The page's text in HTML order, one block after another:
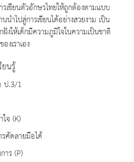
เขียนตัวอักษรไทยให้ถูกต้องตามแบบ
ำไปสู่การเขียนได้อย่างสวยงาม เป็น
งให้เด็กมีความภูมิใจในความเป็นชาติ
งเราเอง
นรู้
ป.3/1
จ (K)
คัดลายมือได้
ร (P)